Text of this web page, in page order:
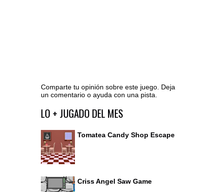
Comparte tu opinión sobre este juego. Deja
un comentario o ayuda con una pista.
Ir al editor de comentarios
LO + JUGADO DEL MES
Tomatea Candy Shop Escape
Criss Angel Saw Game